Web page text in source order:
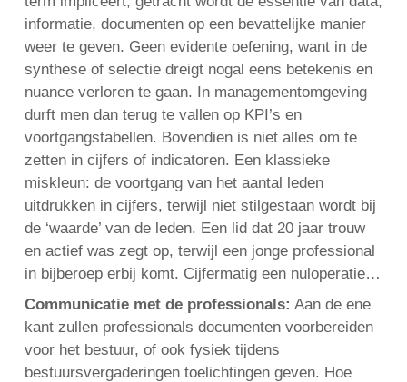
informatie, documenten op een bevattelijke manier
weer te geven. Geen evidente oefening, want in de
synthese of selectie dreigt nogal eens betekenis en
nuance verloren te gaan. In managementomgeving
durft men dan terug te vallen op KPI’s en
voortgangstabellen. Bovendien is niet alles om te
zetten in cijfers of indicatoren. Een klassieke
miskleun: de voortgang van het aantal leden
uitdrukken in cijfers, terwijl niet stilgestaan wordt bij
de ‘waarde’ van de leden. Een lid dat 20 jaar trouw
en actief was zegt op, terwijl een jonge professional
in bijberoep erbij komt. Cijfermatig een nuloperatie…
Communicatie met de professionals: Aan de ene
kant zullen professionals documenten voorbereiden
voor het bestuur, of ook fysiek tijdens
bestuursvergaderingen toelichtingen geven. Hoe